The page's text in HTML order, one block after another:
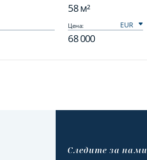
58 м²
Цена:
68 000
Cледите за нами